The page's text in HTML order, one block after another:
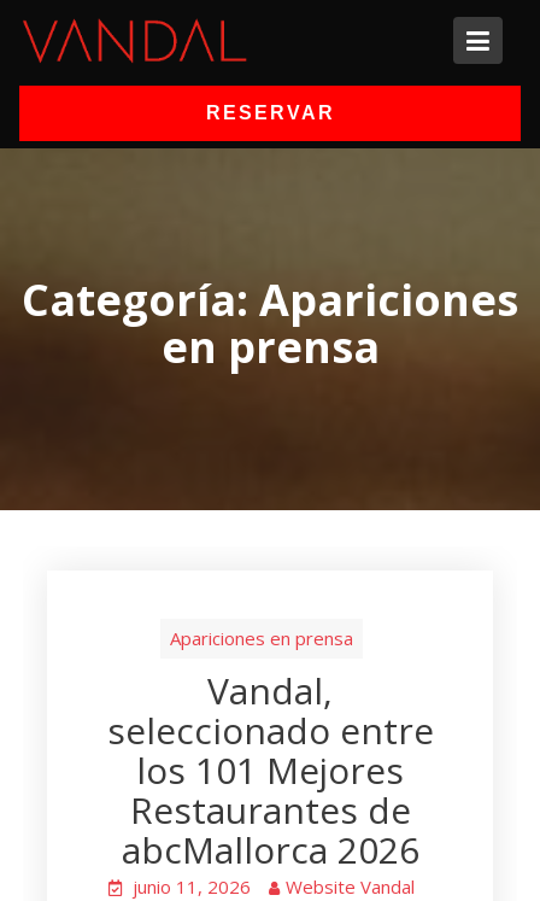
content
RESERVAR
Categoría: Apariciones
en prensa
Apariciones en prensa
Vandal,
seleccionado entre
los 101 Mejores
Restaurantes de
abcMallorca 2026
junio 11, 2026 Website Vandal